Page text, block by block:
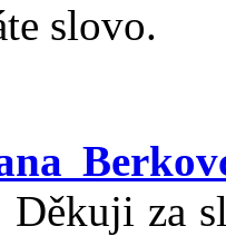
slovo.
Děkuji za